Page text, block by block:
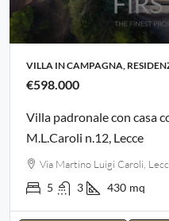
VILLA IN CAMPAGNA,
€598.000
Villa padronale con casa
M.L.Caroli n.12, Lecce
Via Martino Luigi Caroli,
5 3 430 mq